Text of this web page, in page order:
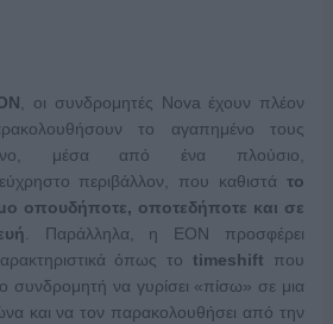
, οι συνδρομητές Nova έχουν πλέον
το αγαπημένο τους
μέσα από ένα πλούσιο,
περιβάλλον, που καθιστάτο
οπουδήποτε, οποτεδήποτε και σε
. Παράλληλα, η ΕΟΝ προσφέρει
όπως τοtimeshift που
συνδρομητή να γυρίσει «πίσω» σε μια
και να τον παρακολουθήσει από την